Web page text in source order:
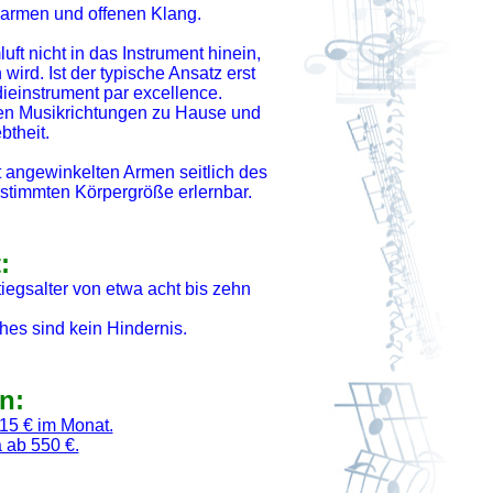
und offenen Klang.
nicht in das Instrument hinein,
Ist der typische Ansatz erst
par excellence.
Musikrichtungen zu Hause und
Armen seitlich des
Körpergröße erlernbar.
von etwa acht bis zehn
sind kein Hindernis.
€ im Monat.
ab 550 €.